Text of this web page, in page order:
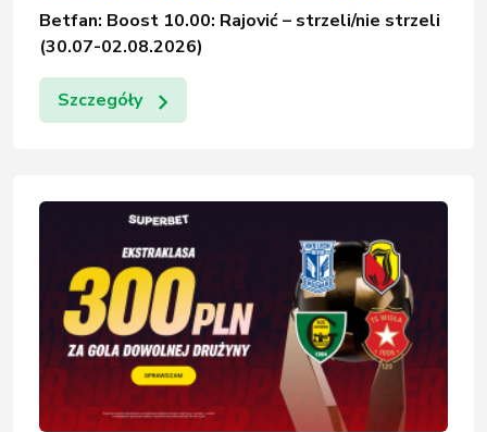
Betfan: Boost 10.00: Rajović – strzeli/nie strzeli
(30.07-02.08.2026)
Szczegóły